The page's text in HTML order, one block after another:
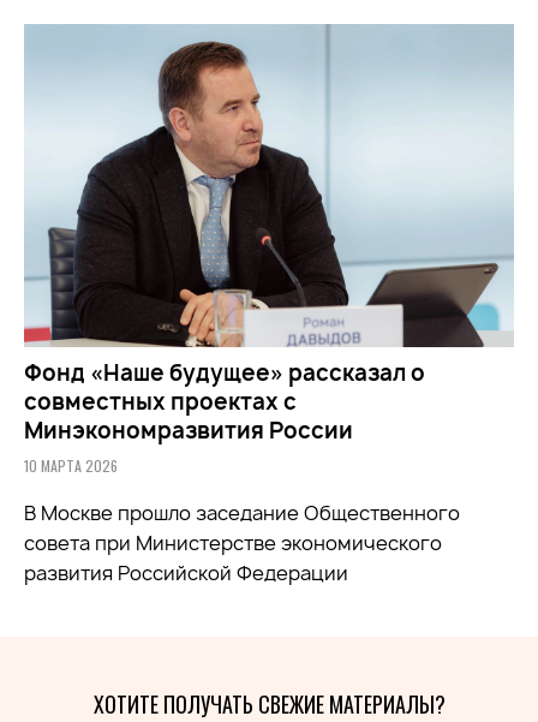
Фонд «Наше будущее» рассказал о
совместных проектах с
Минэкономразвития России
10 МАРТА 2026
В Москве прошло заседание Общественного
совета при Министерстве экономического
развития Российской Федерации
ХОТИТЕ ПОЛУЧАТЬ СВЕЖИЕ МАТЕРИАЛЫ?